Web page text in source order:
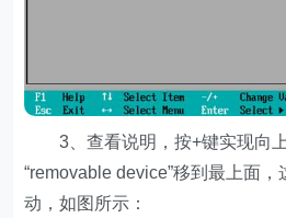
3、查看说明，按+键实现向
“removable device”移到最上面
动，如图所示：